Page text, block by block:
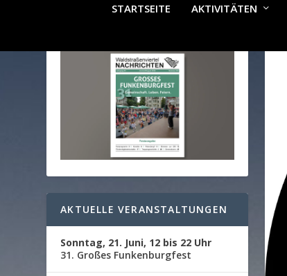
STARTSEITE AKTIVITÄTEN
WALDSTRASSENVIERTEL N
AKTUELLE VERANSTALTUNGEN
Sonntag, 21. Juni, 12 bis 22 Uhr
31. Großes Funkenburgfest